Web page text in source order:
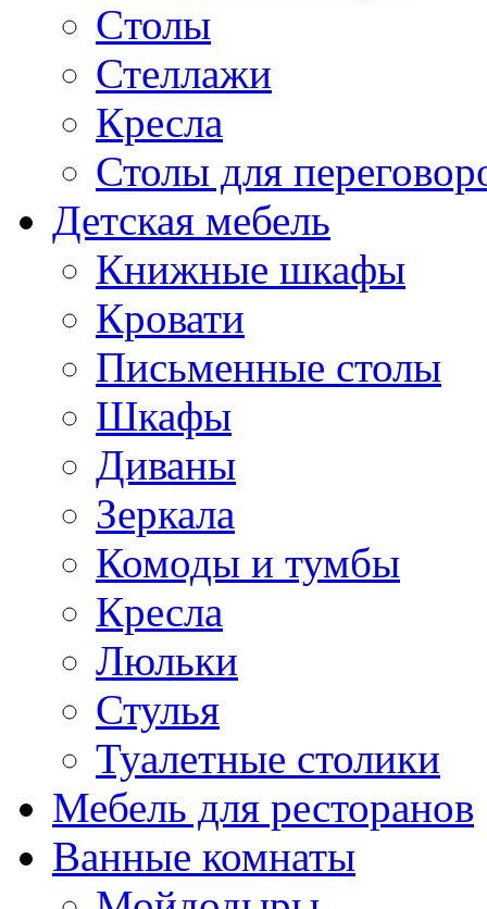
Cтолы
Стеллажи
Кресла
Столы для
Детская мебель
Книжные шкафы
Кровати
Письменные столы
Шкафы
Диваны
Зеркала
Комоды и тумбы
Кресла
Люльки
Стулья
Туалетные столики
Мебель для ресторанов
Ванные комнаты